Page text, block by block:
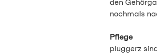
den
nochmals
Pflege
pluggerz